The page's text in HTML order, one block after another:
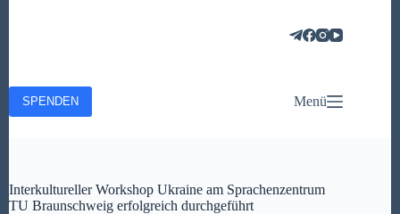
SPENDEN Menü
Interkultureller Workshop Ukraine am Sprachenzentrum
TU Braunschweig erfolgreich durchgeführt